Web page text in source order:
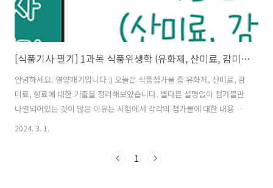
[식품기사 필기] 1과목 식품위생학 (유화제, 산미료, 감미료, 향료)
안녕하세요. 영양매기입니다 :) 오늘은 식품첨가물 중 유화제, 산미료, 감
미료, 향료에 대한 기출을 정리해보았습니다. 별다른 설명없이 첨가물만
나열되어있는 것이 많은 이유는 시험에서 각각의 첨가물에 대한 내용을
다루기보다는 이 첨가물이 어느 첨가물 분류에 속해있는지 물어보는 문
향료, 산미료, 감미료 ㄴ (X) 유화제 ※ 유화제 * 폴리소르베이트류 * 글
2024. 3. 1.
1